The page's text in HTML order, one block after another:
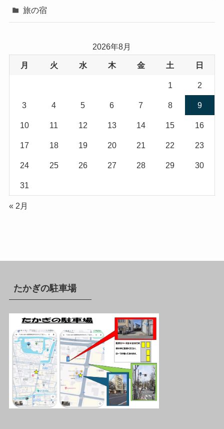
旅の宿
2026年8月
月 火 水 木 金 土 日
1 2
3 4 5 6 7 8 9
10 11 12 13 14 15 16
17 18 19 20 21 22 23
24 25 26 27 28 29 30
31
« 2月
たかぎの駐車場